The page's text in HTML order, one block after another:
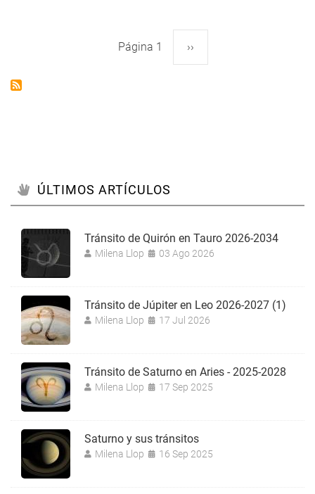
Página 1 Siguiente
››
ÚLTIMOS ARTÍCULOS
Tránsito de Quirón en Tauro 2026-2034
Milena Llop 03 Ago 2026
Tránsito de Júpiter en Leo 2026-2027 (1)
Milena Llop 17 Jul 2026
Tránsito de Saturno en Aries - 2025-2028
Milena Llop 17 Sep 2025
Saturno y sus tránsitos
Milena Llop 16 Sep 2025